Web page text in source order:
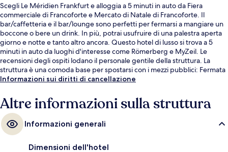
Scegli Le Méridien Frankfurt e alloggia a 5 minuti in auto da Fiera
commerciale di Francoforte e Mercato di Natale di Francoforte. Il
bar/caffetteria e il bar/lounge sono perfetti per fermarsi a mangiare un
boccone o bere un drink. In più, potrai usufruire di una palestra aperta
giorno e notte e tanto altro ancora. Questo hotel di lusso si trova a 5
minuti in auto da luoghi d'interesse come Römerberg e MyZeil. Le
recensioni degli ospiti lodano il personale gentile della struttura. La
struttura è una comoda base per spostarsi con i mezzi pubblici: Fermata
del tram Münchener Straß/Stazione centrale di Frankfurt si trova a 3 min
Informazioni sui diritti di cancellazione
Altre informazioni sulla struttura
Informazioni generali
Dimensioni dell'hotel